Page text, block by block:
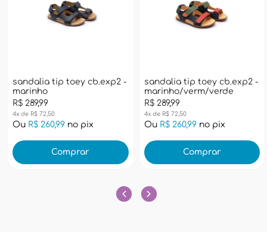
sandalia tip toey cb.exp2 -
marinho
R$ 289,99
4x de R$ 72,50
Ou R$ 260,99 no pix
Comprar
sandalia tip toey cb.exp2 -
marinho/verm/verde
R$ 289,99
4x de R$ 72,50
Ou R$ 260,99no pix
Comprar